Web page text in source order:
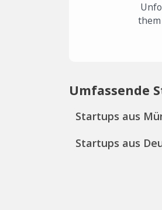
them
Umfassende
Startups aus
Startups aus